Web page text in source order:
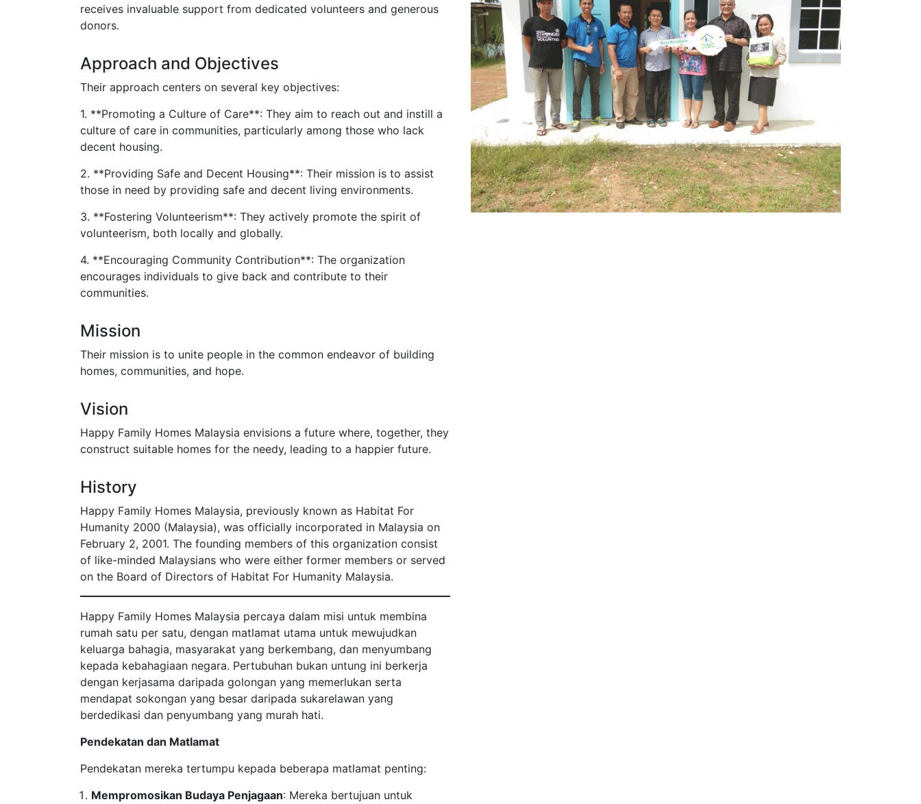
receives invaluable support from dedicated volunteers and generous
donors.
Approach and Objectives
Their approach centers on several key objectives:
1. **Promoting a Culture of Care**: They aim to reach out and instill a
culture of care in communities, particularly among those who lack
decent housing.
2. **Providing Safe and Decent Housing**: Their mission is to assist
those in need by providing safe and decent living environments.
3. **Fostering Volunteerism**: They actively promote the spirit of
volunteerism, both locally and globally.
4. **Encouraging Community Contribution**: The organization
encourages individuals to give back and contribute to their
communities.
Mission
Their mission is to unite people in the common endeavor of building
homes, communities, and hope.
Vision
Happy Family Homes Malaysia envisions a future where, together, they
construct suitable homes for the needy, leading to a happier future.
History
Happy Family Homes Malaysia, previously known as Habitat For
Humanity 2000 (Malaysia), was officially incorporated in Malaysia on
February 2, 2001. The founding members of this organization consist
of like-minded Malaysians who were either former members or served
on the Board of Directors of Habitat For Humanity Malaysia.
Happy Family Homes Malaysia percaya dalam misi untuk membina
rumah satu per satu, dengan matlamat utama untuk mewujudkan
keluarga bahagia, masyarakat yang berkembang, dan menyumbang
kepada kebahagiaan negara. Pertubuhan bukan untung ini berkerja
dengan kerjasama daripada golongan yang memerlukan serta
mendapat sokongan yang besar daripada sukarelawan yang
berdedikasi dan penyumbang yang murah hati.
Pendekatan dan Matlamat
Pendekatan mereka tertumpu kepada beberapa matlamat penting:
Mempromosikan Budaya Penjagaan: Mereka bertujuan untuk